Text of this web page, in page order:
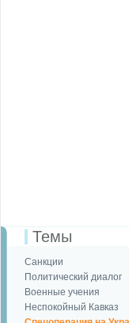
Темы
Санкции
Политический диалог
Военные учения
Неспокойный Кавказ